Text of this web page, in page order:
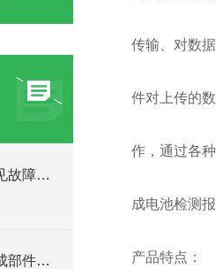
简述绝缘电阻测试仪的常见故障相应解决方法
高频脉冲雷达物位计各组成部件的功能特点分享
传输、对数
件对上传的
作，通过各
成电池检测
产品特点：